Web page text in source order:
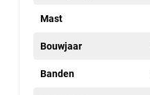
Mast
Bouwjaar
Banden